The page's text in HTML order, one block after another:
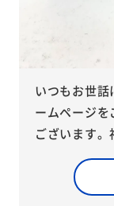
いつもお世
ームページ
ございます。